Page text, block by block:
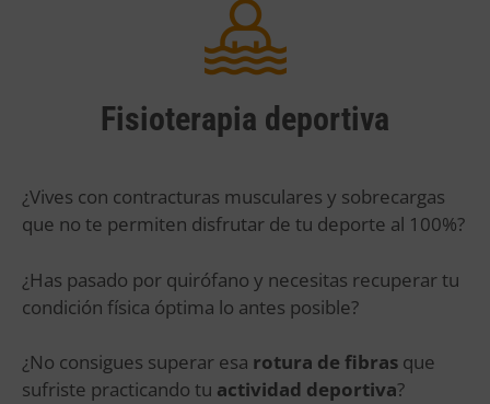
Fisioterapia deportiva
¿Vives con contracturas musculares y sobrecargas
que no te permiten disfrutar de tu deporte al 100%?
¿Has pasado por quirófano y necesitas recuperar tu
condición física óptima lo antes posible?
¿No consigues superar esa rotura de fibras que
sufriste practicando tu actividad deportiva?